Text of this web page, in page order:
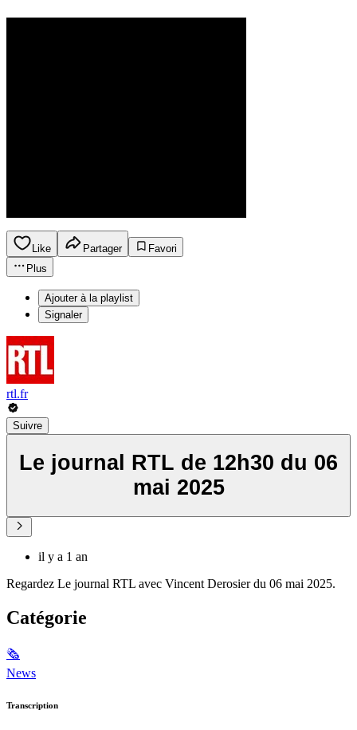
Like Partager
Favori
Plus
Ajouter à la playlist
Signaler
rtl.fr
Suivre
Le journal RTL de 12h30 du 06
mai 2025
il y a 1 an
Regardez Le journal RTL avec Vincent Derosier du 06 mai 2025.
Catégorie
🗞
News
Transcription